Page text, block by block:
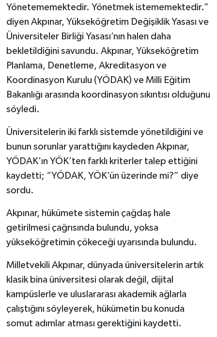
Yönetememektedir. Yönetmek istememektedir.”
diyen Akpınar, Yükseköğretim Değişiklik Yasası ve
Üniversiteler Birliği Yasası’nın halen daha
bekletildiğini savundu. Akpınar, Yükseköğretim
Planlama, Denetleme, Akreditasyon ve
Koordinasyon Kurulu (YÖDAK) ve Milli Eğitim
Bakanlığı arasında koordinasyon sıkıntısı olduğunu
söyledi.
Üniversitelerin iki farklı sistemde yönetildiğini ve
bunun sorunlar yarattığını kaydeden Akpınar,
YÖDAK’ın YÖK’ten farklı kriterler talep ettiğini
kaydetti; “YÖDAK, YÖK’ün üzerinde mi?” diye
sordu.
Akpınar, hükümete sistemin çağdaş hale
getirilmesi çağrısında bulundu, yoksa
yükseköğretimin çökeceği uyarısında bulundu.
Milletvekili Akpınar, dünyada üniversitelerin artık
klasik bina üniversitesi olarak değil, dijital
kampüslerle ve uluslararası akademik ağlarla
çalıştığını söyleyerek, hükümetin bu konuda
somut adımlar atması gerektiğini kaydetti.